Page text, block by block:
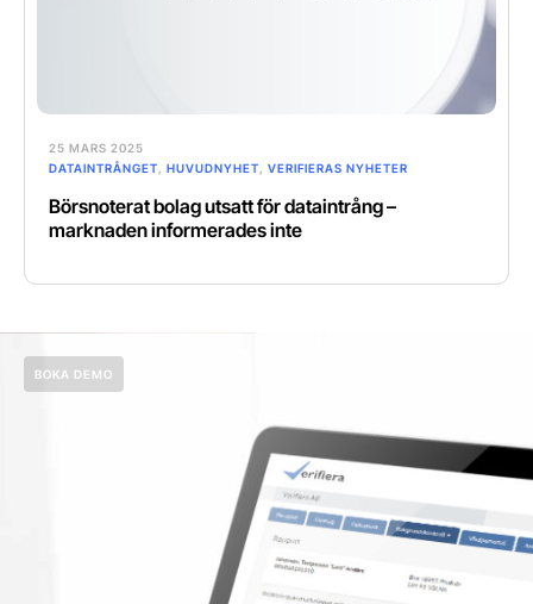
25 MARS 2025
DATAINTRÅNGET
HUVUDNYHET VERIFIERAS NYHETER
Börsnoterat bolag utsatt för dataintrång –
marknaden informerades inte
BOKA DEMO